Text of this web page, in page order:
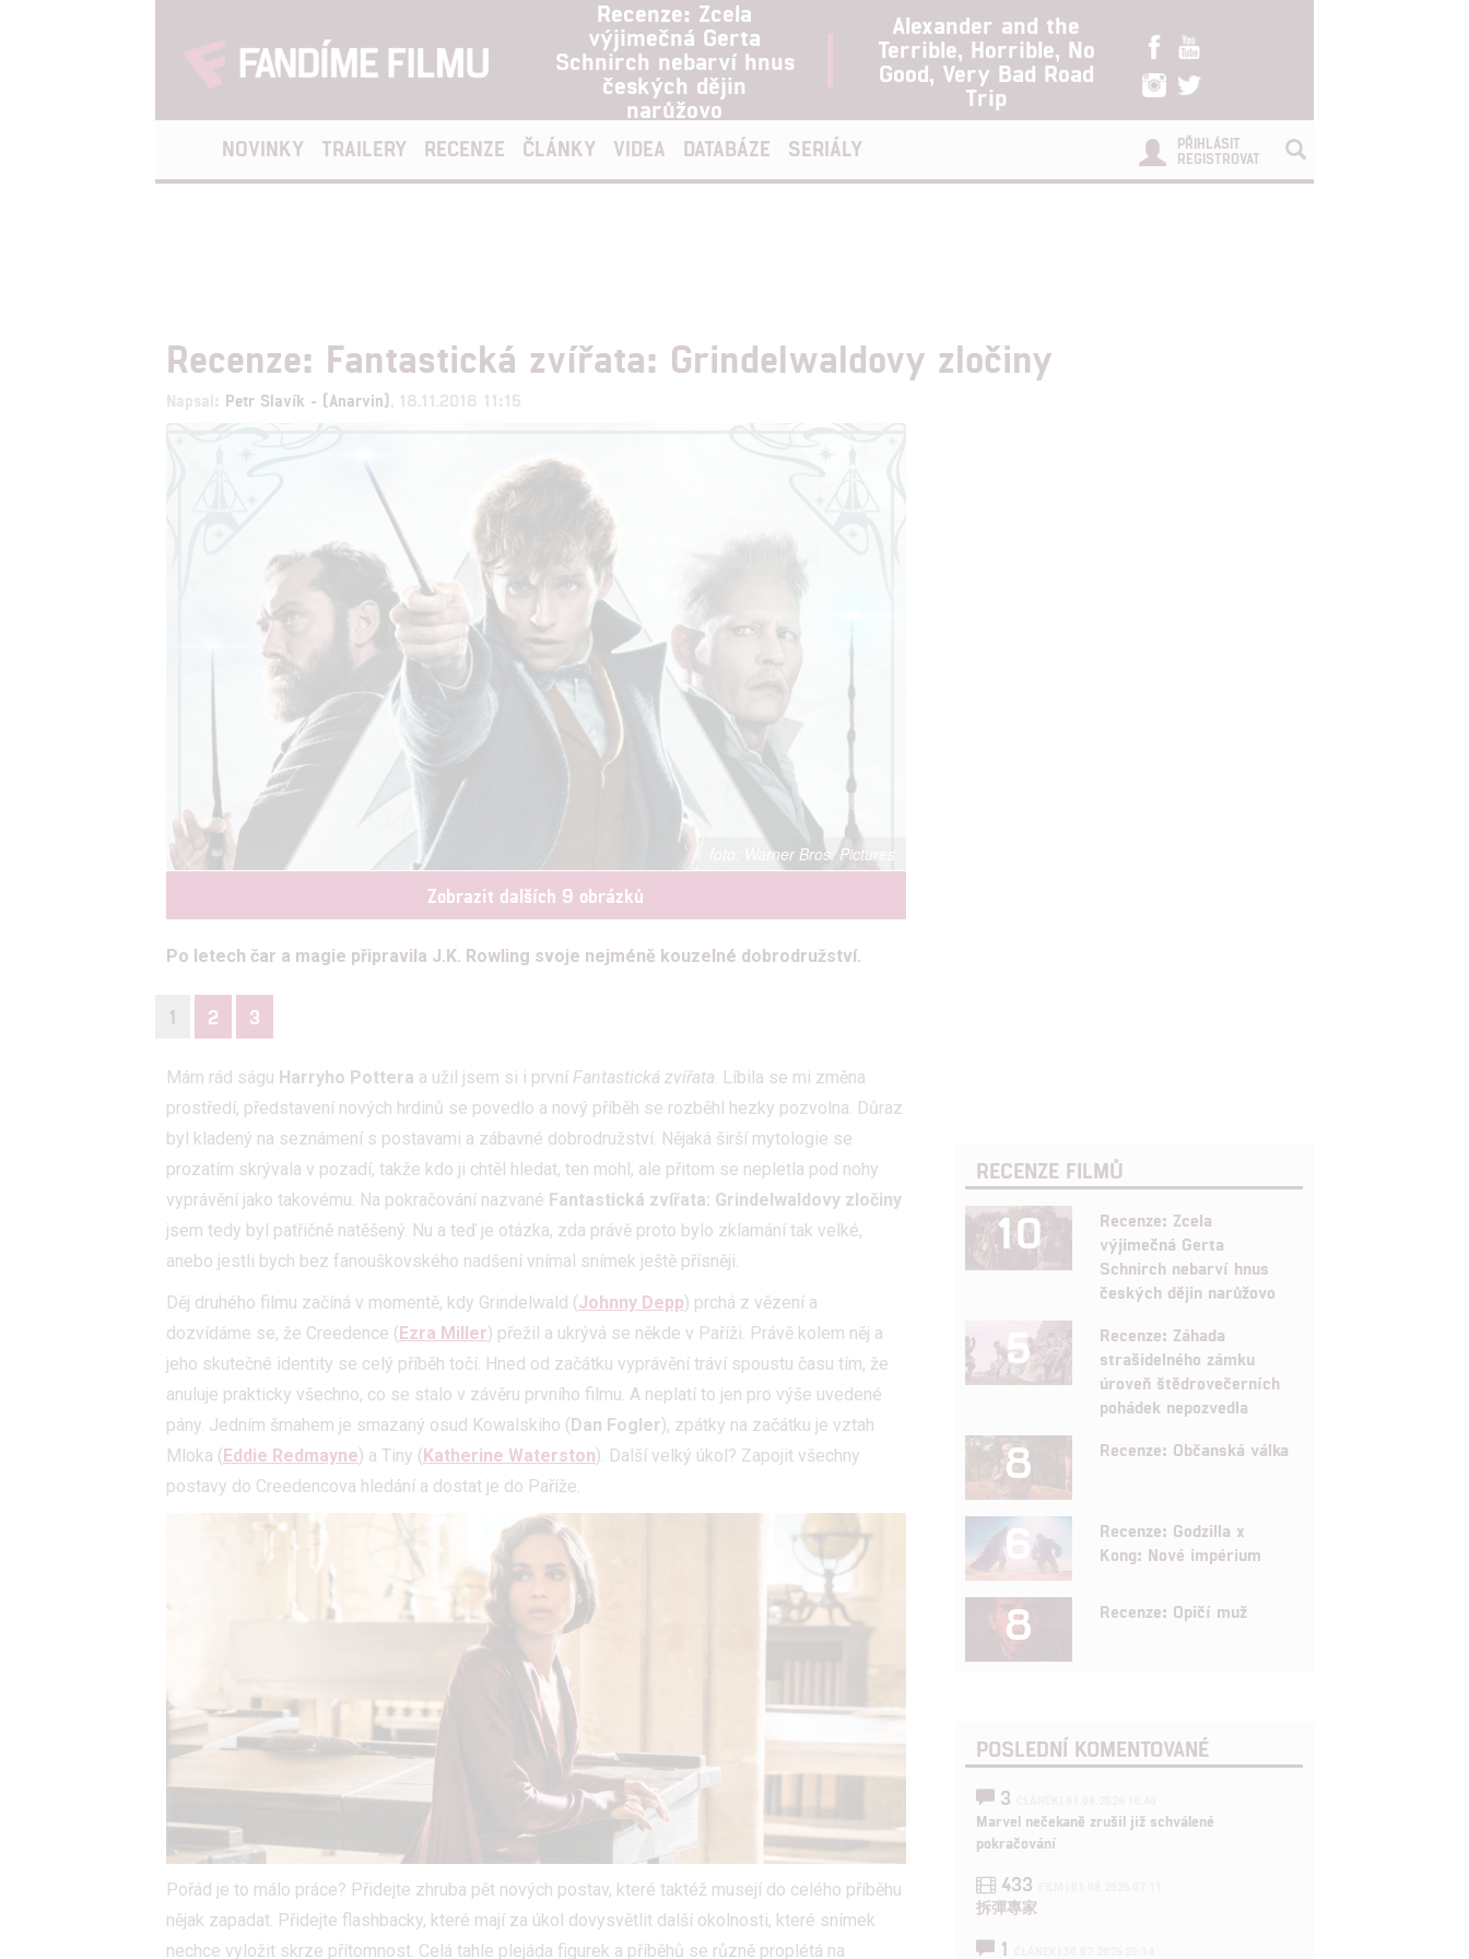
Recenze: Zcela
výjimečná Gerta
Schnirch nebarví hnus
českých dějin
narůžovo
Alexander and the
Terrible, Horrible, No
Good, Very Bad Road
Trip
NOVINKY TRAILERY RECENZE ČLÁNKY VIDEA DATABÁZE SERIÁLY
PŘIHLÁSIT
REGISTROVAT
Recenze: Fantastická zvířata: Grindelwaldovy zločiny
Napsal: Petr Slavík - (Anarvin) , 18.11.2018 11:15
Warner Bros. Pictures
Zobrazit dalších 9 obrázků
Po letech čar a magie připravila J.K. Rowling svoje nejméně kouzelné dobrodružství.
1 2 3
Mám rád ságu Harryho Pottera a užil jsem si i první Fantastická zvířata. Líbila se mi změna
prostředí, představení nových hrdinů se povedlo a nový příběh se rozběhl hezky pozvolna. Důraz
byl kladený na seznámení s postavami a zábavné dobrodružství. Nějaká širší mytologie se
prozatím skrývala v pozadí, takže kdo ji chtěl hledat, ten mohl, ale přitom se nepletla pod nohy
vyprávění jako takovému. Na pokračování nazvané Fantastická zvířata: Grindelwaldovy zločiny
jsem tedy byl patřičně natěšený. Nu a teď je otázka, zda právě proto bylo zklamání tak velké,
anebo jestli bych bez fanouškovského nadšení vnímal snímek ještě přísněji.
Děj druhého filmu začíná v momentě, kdy Grindelwald (Johnny Depp) prchá z vězení a
dozvídáme se, že Creedence ( Ezra Miller) přežil a ukrývá se někde v Paříži. Právě kolem něj a
jeho skutečné identity se celý příběh točí. Hned od začátku vyprávění tráví spoustu času tím, že
anuluje prakticky všechno, co se stalo v závěru prvního filmu. A neplatí to jen pro výše uvedené
pány. Jedním šmahem je smazaný osud Kowalskiho ( Dan Fogler), zpátky na začátku je vztah
Mloka ( Eddie Redmayne) a Tiny ( Katherine Waterston). Další velký úkol? Zapojit všechny
postavy do Creedencova hledání a dostat je do Paříže.
Pořád je to málo práce? Přidejte zhruba pět nových postav, které taktéž musejí do celého příběhu
nějak zapadat. Přidejte flashbacky, které mají za úkol dovysvětlit další okolnosti, které snímek
nechce vyložit skrze přítomnost. Celá tahle plejáda figurek a příběhů se různě proplétá na
RECENZE FILMŮ
10
Recenze: Zcela
výjimečná Gerta
Schnirch nebarví hnus
českých dějin narůžovo
5
Recenze: Záhada
strašidelného zámku
úroveň štědrovečerních
pohádek nepozvedla
8 Recenze: Občanská válka
6
Recenze: Godzilla x
Kong: Nové impérium
8 Recenze: Opičí muž
POSLEDNÍ KOMENTOVANÉ
3
Marvel nečekaně zrušil již schválené
pokračování
433
拆彈專家
1